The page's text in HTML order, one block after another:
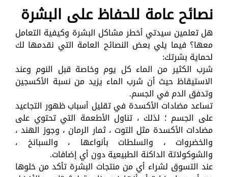
نصائح عامة للحفاظ على البشرة
هل تعلمين سيدتي أخطر مشاكل البشرة وكيفية التعامل
معها؟ فيما يلي بعض النصائح العامة التي نقدمها لك
لحماية بشرتك:
شرب الكثير من الماء كل يوم وخاصة قبل النوم وعند
الاستيقاظ حيث أن شرب الماء يزيد من نسبة الأكسجين
وتدفق الدم في الجسم.
تساعد مضادات الأكسدة في تقليل أسباب ظهور التجاعيد
على الجسم ؛ لذلك ، تناول الأطعمة التي تحتوي على
مضادات الأكسدة مثل التوت ، ثمار الرمان ، وجوز الهند ،
والخضروات ، والسلطات بأنواعها ، والسبانخ ،
والشوكولاتة الداكنة الطبيعية دون أي إضافات.
عند التسوق لشراء أي من منتجات البشرة تأكد من خلوها